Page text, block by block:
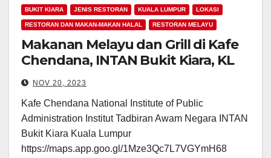
BUKIT KIARA JENIS RESTORAN KUALA LUMPUR LOKASI
RESTORAN DAN MAKAN-MAKAN HALAL RESTORAN MELAYU
Makanan Melayu dan Grill di Kafe
Chendana, INTAN Bukit Kiara, KL
NOV 20, 2023
Kafe Chendana National Institute of Public
Administration Institut Tadbiran Awam Negara INTAN
Bukit Kiara Kuala Lumpur
https://maps.app.goo.gl/1Mze3Qc7L7VGYmH68